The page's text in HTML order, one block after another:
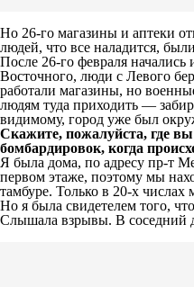
Но 26-го магазины и аптеки
людей, что все наладится,
После 26-го февраля
Восточного, люди с Левого
работали магазины, но
людям туда приходить —
видимому, город уже был
Скажите, пожалуйста, где
бомбардировок, когда
Я была дома, по адресу пр-т
первом этаже, поэтому мы
тамбуре. Только в 20-х числах
Но я была свидетелем того,
Слышала взрывы. В соседний